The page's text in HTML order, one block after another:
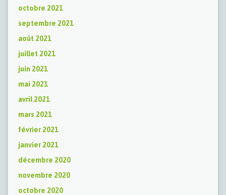
octobre 2021
septembre 2021
août 2021
juillet 2021
juin 2021
mai 2021
avril 2021
mars 2021
février 2021
janvier 2021
décembre 2020
novembre 2020
octobre 2020